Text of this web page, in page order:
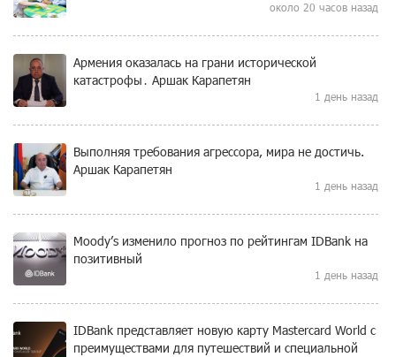
около 20 часов назад
Армения оказалась на грани исторической
катастрофы․ Аршак Карапетян
1 день назад
Выполняя требования агрессора, мира не достичь.
Аршак Карапетян
1 день назад
Moody’s изменило прогноз по рейтингам IDBank на
позитивный
1 день назад
IDBank представляет новую карту Mastercard World с
преимуществами для путешествий и специальной